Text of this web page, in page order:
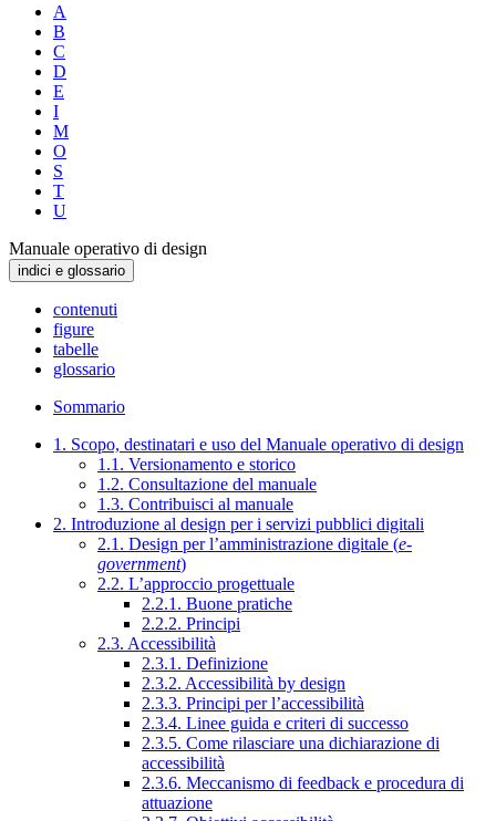
A
B
C
D
E
I
M
O
S
T
U
Manuale operativo di design
indici e glossario
contenuti
figure
tabelle
glossario
Sommario
1. Scopo, destinatari e uso del Manuale operativo di design
1.1. Versionamento e storico
1.2. Consultazione del manuale
1.3. Contribuisci al manuale
2. Introduzione al design per i servizi pubblici digitali
2.1. Design per l’amministrazione digitale (e-
government)
2.2. L’approccio progettuale
2.2.1. Buone pratiche
2.2.2. Principi
2.3. Accessibilità
2.3.1. Definizione
2.3.2. Accessibilità by design
2.3.3. Principi per l’accessibilità
2.3.4. Linee guida e criteri di successo
2.3.5. Come rilasciare una dichiarazione di
accessibilità
2.3.6. Meccanismo di feedback e procedura di
attuazione